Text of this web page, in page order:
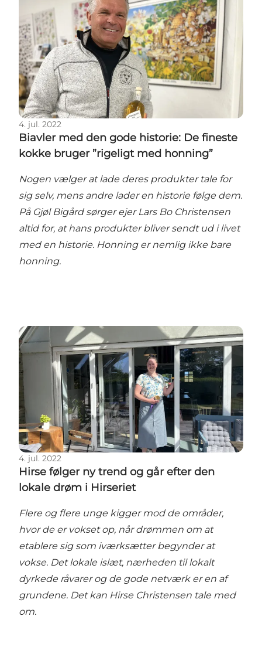
4. jul. 2022
Biavler med den gode historie: De fineste
kokke bruger ”rigeligt med honning”
Nogen vælger at lade deres produkter tale for
sig selv, mens andre lader en historie følge dem.
På Gjøl Bigård sørger ejer Lars Bo Christensen
altid for, at hans produkter bliver sendt ud i livet
med en historie. Honning er nemlig ikke bare
honning.
Hirse følger ny trend og går efter den lokale drøm i
4. jul. 2022
Hirse følger ny trend og går efter den
lokale drøm i Hirseriet
Flere og flere unge kigger mod de områder,
hvor de er vokset op, når drømmen om at
etablere sig som iværksætter begynder at
vokse. Det lokale islæt, nærheden til lokalt
dyrkede råvarer og de gode netværk er en af
grundene. Det kan Hirse Christensen tale med
om.